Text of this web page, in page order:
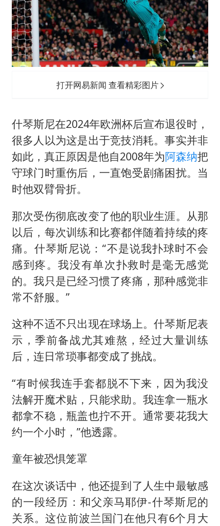
《龙餐馆》 冲奖
上门女婿出轨女邻居多年被判重婚罪
构建更高水平的全民健身公共服务体系
韩军前线部队连曝丑闻
打开网易新闻 查看精彩图片
什琴斯尼在2024年欧洲杯后宣布退役时，
很多人以为这是出于竞技消耗。事实并非
如此，真正原因是他自2008年为阿森纳把
守球门时重伤后，一直饱受剧痛困扰。当
时他双臂骨折。
那次受伤彻底改变了他的职业生涯。从那
以后，每次训练和比赛都伴随着持续的疼
痛。什琴斯尼说：“不是说我扑球时不会
感到疼。我没有单次扑救时是毫无感觉
的。我只是已经习惯了疼痛，那种感觉非
常不舒服。”
这种不适不只出现在球场上。什琴斯尼表
示，季前备战尤其难熬，经过大量训练
后，连日常琐事都变成了挑战。
“有时候我连手套都脱不下来，因为我没
法解开魔术贴，只能求助。我连拿一瓶水
都拿不稳，瓶盖也拧不开。通常要花我大
约一个小时，”他透露。
童年被恐惧笼罩
在这次谈话中，他还提到了人生中最敏感
的一段经历：和父亲马耶伊-什琴斯尼的
关系。这位前波兰国门在他只有6个月大